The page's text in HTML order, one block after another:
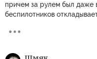
причем за рулем был даже
беспилотников